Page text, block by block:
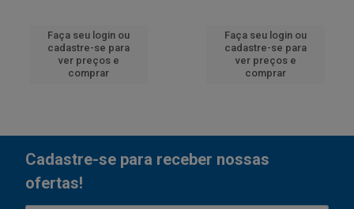
Faça seu login ou
cadastre-se para
ver preços e
comprar
Faça seu login ou
cadastre-se para
ver preços e
comprar
Cadastre-se para receber nossas
ofertas!